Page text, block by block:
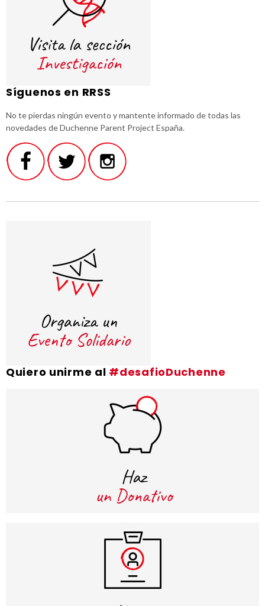
Síguenos en RRSS
No te pierdas ningún evento y mantente informado de todas las
novedades de Duchenne Parent Project España.
Quiero unirme al #desafioDuchenne